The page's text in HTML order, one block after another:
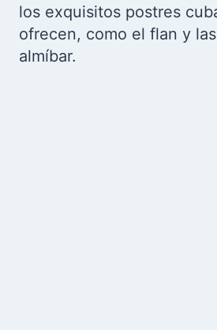
los exquisitos postres
ofrecen, como el flan y
almíbar.